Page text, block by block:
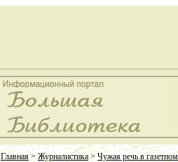
Главная>Журналистика>Чужая речь в газетном